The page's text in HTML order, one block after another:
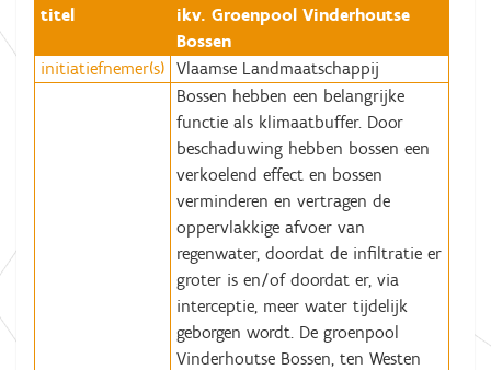
titel
ikv. Groenpool Vinderhoutse
Bossen
initiatiefnemer(s) Vlaamse Landmaatschappij
Bossen hebben een belangrijke
functie als klimaatbuffer. Door
beschaduwing hebben bossen een
verkoelend effect en bossen
verminderen en vertragen de
oppervlakkige afvoer van
regenwater, doordat de infiltratie er
groter is en/of doordat er, via
interceptie, meer water tijdelijk
geborgen wordt. De groenpool
Vinderhoutse Bossen, ten Westen